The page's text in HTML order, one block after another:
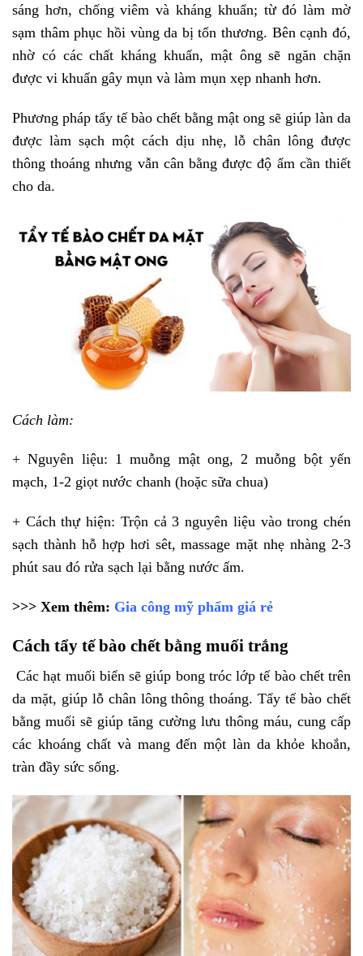
sáng hơn, chống viêm và kháng khuẩn; từ đó làm mờ
sạm thâm phục hồi vùng da bị tổn thương. Bên cạnh đó,
nhờ có các chất kháng khuẩn, mật ông sẽ ngăn chặn
được vi khuẩn gây mụn và làm mụn xẹp nhanh hơn.
Phương pháp tẩy tế bào chết bằng mật ong sẽ giúp làn da
được làm sạch một cách dịu nhẹ, lỗ chân lông được
thông thoáng nhưng vẫn cân bằng được độ ẩm cần thiết
cho da.
Cách làm:
+ Nguyên liệu: 1 muỗng mật ong, 2 muỗng bột yến
mạch, 1-2 giọt nước chanh (hoặc sữa chua)
+ Cách thự hiện: Trộn cả 3 nguyên liệu vào trong chén
sạch thành hỗ hợp hơi sêt, massage mặt nhẹ nhàng 2-3
phút sau đó rửa sạch lại bằng nước ấm.
>>> Xem thêm: Gia công mỹ phẩm giá rẻ
Cách tẩy tế bào chết bằng muối trắng
Các hạt muối biển sẽ giúp bong tróc lớp tế bào chết trên
da mặt, giúp lỗ chân lông thông thoáng. Tẩy tế bào chết
bằng muối sẽ giúp tăng cường lưu thông máu, cung cấp
các khoáng chất và mang đến một làn da khỏe khoắn,
tràn đầy sức sống.